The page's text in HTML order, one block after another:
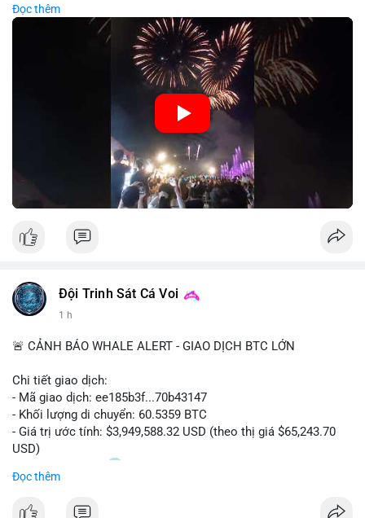
trải nghiệm hơn là đầu tư vào tài sản vật chất. Trong bối cảnh
lãi suất ổn định và thị trường crypto ổn định, hoạt động giải trí
như vậy thường tăng trưởng khi người dân có khả năng chi
tiêu. Tuy nhiên, sự ưu tiên giải trí có thể ảnh hưởng đến tỷ lệ
tiết kiệm hoặc đầu tư vào crypto nếu người tiêu dùng chuyển
🎥 Xem video trực tiếp tại:
Nguồn: Đồng Tâm
Đọc thêm
Đội Trinh Sát Cá Voi
1 h
🚨 CẢNH BÁO WHALE ALERT - GIAO DỊCH BTC LỚN
Chi tiết giao dịch:
- Mã giao dịch: ee185b3f...70b43147
- Khối lượng di chuyển: 60.5359 BTC
- Giá trị ước tính: $3,949,588.32 USD (theo thị giá $65,243.70
USD)
- Thời gian: 15:20
Nhận định phân tích:
Đọc thêm